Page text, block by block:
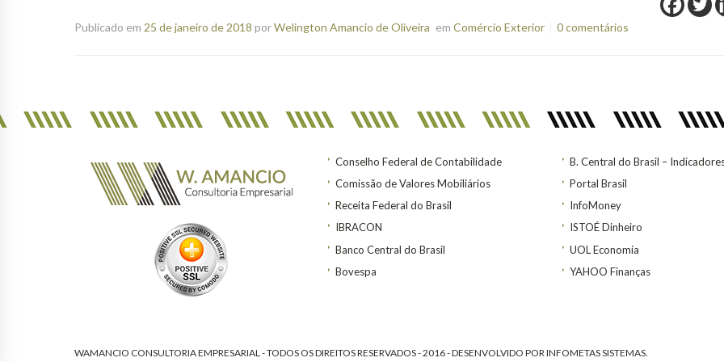
Publicado em 25 de janeiro de 2018 porWelington Amancio de Oliveira em Comércio Exterior 0 comentários
Conselho Federal de Contabilidade
Comissão de Valores Mobiliários
Receita Federal do Brasil
IBRACON
Banco Central do Brasil
Bovespa
B. Central do Brasil –
Portal Brasil
InfoMoney
ISTOÉ Dinheiro
UOL Economia
YAHOO Finanças
WAMANCIO CONSULTORIA EMPRESARIAL - TODOS OS DIREITOS RESERVADOS - 2016 - DESENVOLVIDO POR INFOMETAS SISTEMAS